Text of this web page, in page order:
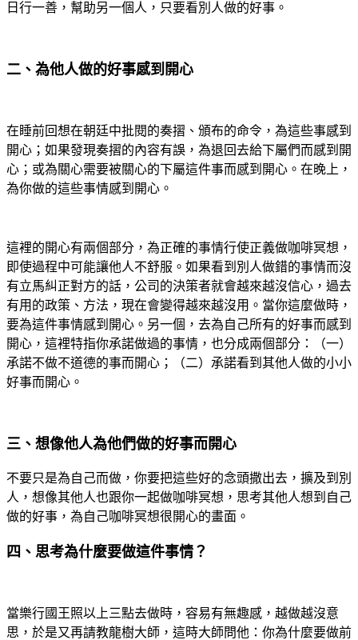
日行一善，幫助另一個人，只要看別人做的好事。
二、為他人做的好事感到開心
在睡前回想在朝廷中批閱的奏摺、頒布的命令，為這些事感到
開心；如果發現奏摺的內容有誤，為退回去給下屬們而感到開
心；或為關心需要被關心的下屬這件事而感到開心。在晚上，
為你做的這些事情感到開心。
這裡的開心有兩個部分，為正確的事情行使正義做咖啡冥想，
即使過程中可能讓他人不舒服。如果看到別人做錯的事情而沒
有立馬糾正對方的話，公司的決策者就會越來越沒信心，過去
有用的政策、方法，現在會變得越來越沒用。當你這麼做時，
要為這件事情感到開心。另一個，去為自己所有的好事而感到
開心，這裡特指你承諾做過的事情，也分成兩個部分：（一）
承諾不做不道德的事而開心；（二）承諾看到其他人做的小小
好事而開心。
三、想像他人為他們做的好事而開心
不要只是為自己而做，你要把這些好的念頭撒出去，擴及到別
人，想像其他人也跟你一起做咖啡冥想，思考其他人想到自己
做的好事，為自己咖啡冥想很開心的畫面。
四、思考為什麼要做這件事情？
當樂行國王照以上三點去做時，容易有無趣感，越做越沒意
思，於是又再請教龍樹大師，這時大師問他：你為什麼要做前